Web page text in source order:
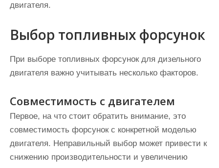
двигателя.
Выбор топливных форсунок
При выборе топливных форсунок для дизельного
двигателя важно учитывать несколько факторов.
Совместимость с двигателем
Первое, на что стоит обратить внимание, это
совместимость форсунок с конкретной моделью
двигателя. Неправильный выбор может привести к
снижению производительности и увеличению